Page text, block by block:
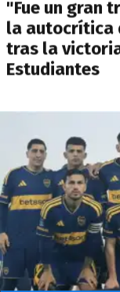
"Fue un gran
la autocrítica
tras la
Estudiantes